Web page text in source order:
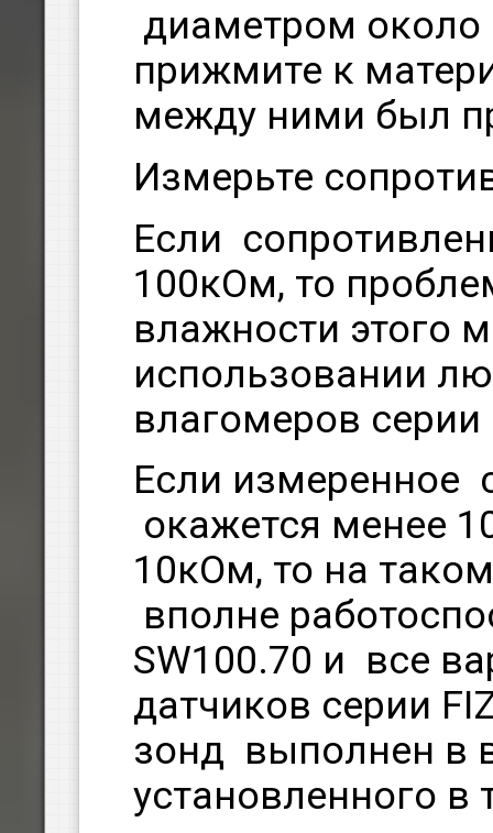
диаметром
прижмите к
между ними был
Измерьте
Если
100кОм, то
влажности этого
использовании
влагомеров серии
Если измеренное
окажется менее
10кОм, то на
вполне
SW100.70 и все
датчиков серии
зонд выполнен в
установленного в